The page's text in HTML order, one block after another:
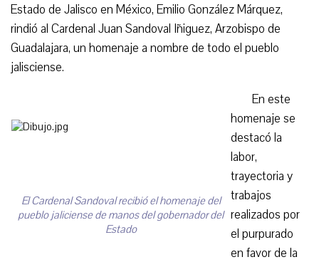
Estado de Jalisco en México, Emilio González Márquez,
rindió al Cardenal Juan Sandoval Iñiguez, Arzobispo de
Guadalajara, un homenaje a nombre de todo el pueblo
jalisciense.
El Cardenal Sandoval recibió el homenaje del
pueblo jaliciense de manos del gobernador del
Estado
En este
homenaje se
destacó la
labor,
trayectoria y
trabajos
realizados por
el purpurado
en favor de la